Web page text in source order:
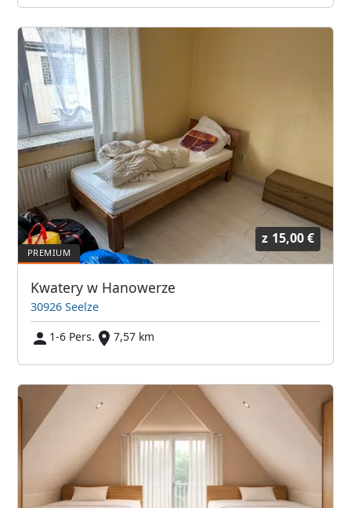
z 15,00 €
Kwatery w Hanowerze
30926 Seelze
1-6 Pers.
7,57 km